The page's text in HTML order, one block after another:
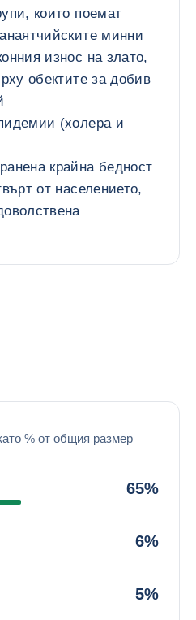
които поемат
минни
износ на злато,
обектите за добив
(холера и
крайна бедност
от населението,
% от общия размер
65%
6%
5%